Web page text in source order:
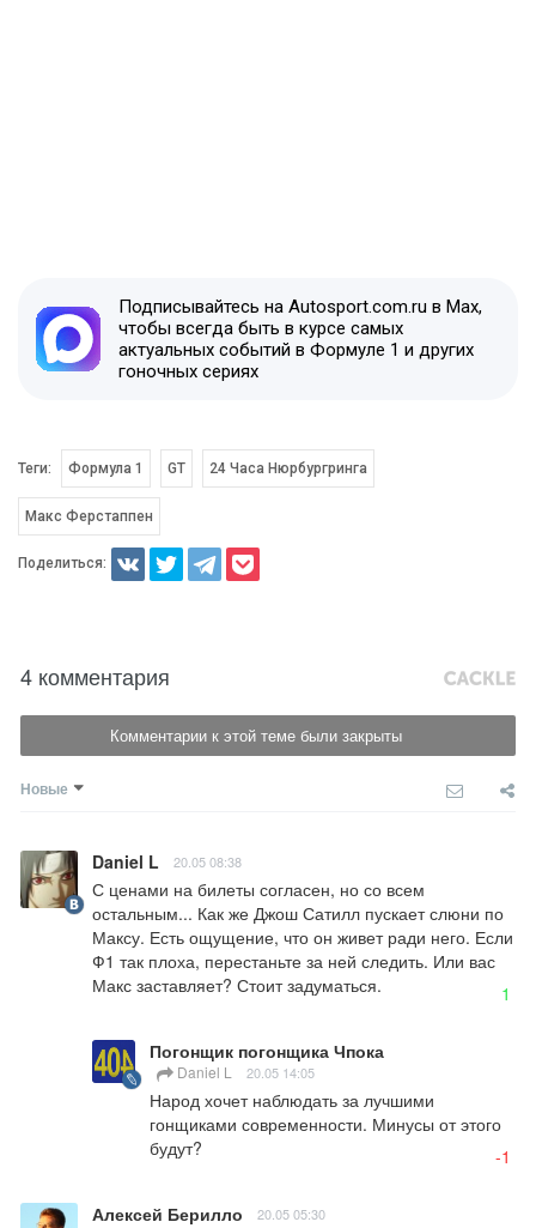
Подписывайтесь на Autosport.com.ru в Max,
чтобы всегда быть в курсе самых
актуальных событий в Формуле 1 и других
гоночных сериях
Теги: Формула 1 GT 24 Часа Нюрбургринга
Макс Ферстаппен
Поделиться:
4 комментария
Комментарии к этой теме были закрыты
Новые
Daniel L 20.05 08:38
С ценами на билеты согласен, но со всем
остальным... Как же Джош Сатилл пускает слюни по
Максу. Есть ощущение, что он живет ради него. Если
Ф1 так плоха, перестаньте за ней следить. Или вас
Макс заставляет? Стоит задуматься.
1
Погонщик погонщика Чпока
Daniel L 20.05 14:05
Народ хочет наблюдать за лучшими
гонщиками современности. Минусы от этого
будут?
-1
Алексей Берилло 20.05 05:30